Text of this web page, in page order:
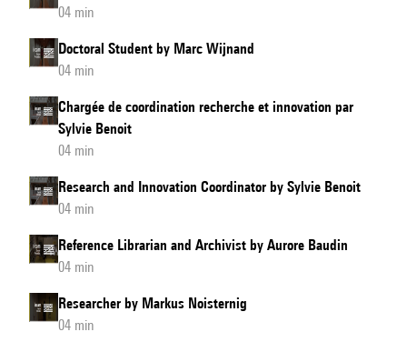
04 min
Doctoral Student by Marc Wijnand
04 min
Chargée de coordination recherche et innovation par
Sylvie Benoit
04 min
Research and Innovation Coordinator by Sylvie Benoit
04 min
Reference Librarian and Archivist by Aurore Baudin
04 min
Researcher by Markus Noisternig
04 min